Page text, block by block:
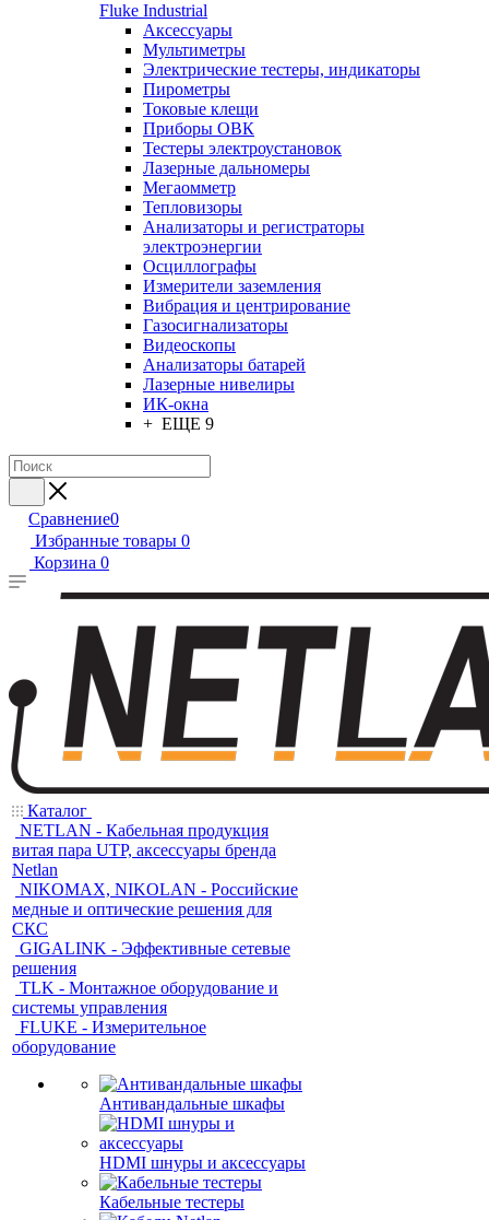
Fluke Industrial
Аксессуары
Мультиметры
Электрические тестеры, индикаторы
Пирометры
Токовые клещи
Приборы ОВК
Тестеры электроустановок
Лазерные дальномеры
Мегаомметр
Тепловизоры
Анализаторы и регистраторы
электроэнергии
Осциллографы
Измерители заземления
Вибрация и центрирование
Газосигнализаторы
Видеоскопы
Анализаторы батарей
Лазерные нивелиры
ИК-окна
+ ЕЩЕ 9
Сравнение0
Избранные товары 0
Корзина 0
Каталог
NETLAN - Кабельная продукция
витая пара UTP, аксессуары бренда
Netlan
NIKOMAX, NIKOLAN - Российские
медные и оптические решения для
СКС
GIGALINK - Эффективные сетевые
решения
TLK - Монтажное оборудование и
системы управления
FLUKE - Измерительное
оборудование
Антивандальные шкафы
HDMI шнуры и аксессуары
Кабельные тестеры